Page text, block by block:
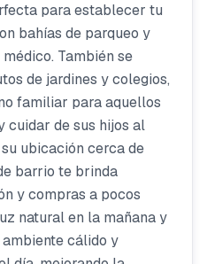
para establecer tu
bahías de parqueo y
También se
de jardines y colegios,
familiar para aquellos
cuidar de sus hijos al
ubicación cerca de
barrio te brinda
y compras a pocos
natural en la mañana y
cálido y